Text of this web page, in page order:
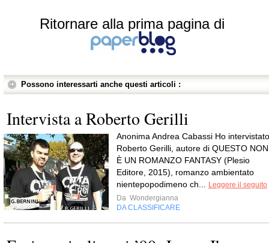
Ritornare alla prima pagina di
Possono interessarti anche questi articoli :
Intervista a Roberto Gerilli
Anonima Andrea Cabassi Ho intervistato
Roberto Gerilli, autore di QUESTO NON
È UN ROMANZO FANTASY (Plesio
Editore, 2015), romanzo ambientato
nientepopodimeno ch...
Leggere il seguito
Da Wondergianna
DA CLASSIFICARE